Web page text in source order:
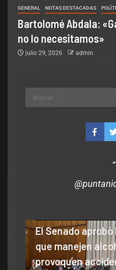
GENERAL NOTAS DESTACADAS
Bartolomé Abdala:
no lo necesitamos»
julio 29, 2026 admin
ley para los
y
asuman los